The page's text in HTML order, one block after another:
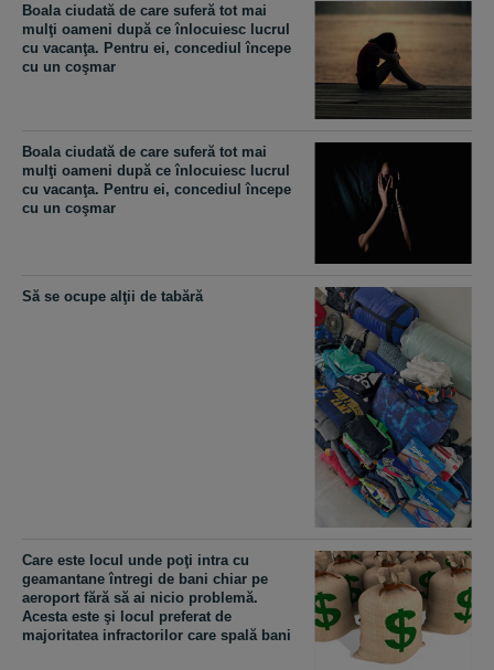
Boala ciudată de care suferă tot mai
mulţi oameni după ce înlocuiesc lucrul
cu vacanţa. Pentru ei, concediul începe
cu un coşmar
Boala ciudată de care suferă tot mai
mulţi oameni după ce înlocuiesc lucrul
cu vacanţa. Pentru ei, concediul începe
cu un coşmar
Să se ocupe alţii de tabără
Care este locul unde poţi intra cu
geamantane întregi de bani chiar pe
aeroport fără să ai nicio problemă.
Acesta este şi locul preferat de
majoritatea infractorilor care spală bani